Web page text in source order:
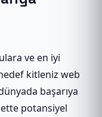
ve en iyi
kitleniz web
başarıya
potansiyel